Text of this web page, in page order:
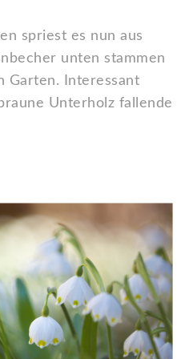
spriest es nun aus
unten stammen
Garten. Interessant
Unterholz fallende